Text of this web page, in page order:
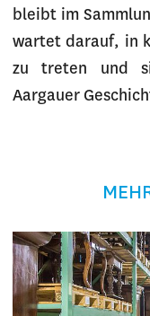
bleibt im
wartet darauf, in
zu treten und
Aargauer